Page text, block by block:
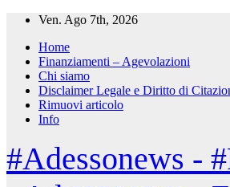
Salta
contenuto
Ven. Ago 7th, 2026
Home
Finanziamenti – Agevolazioni
Chi siamo
Disclaimer Legale e Diritto di
Rimuovi articolo
Info
#Adessonews -